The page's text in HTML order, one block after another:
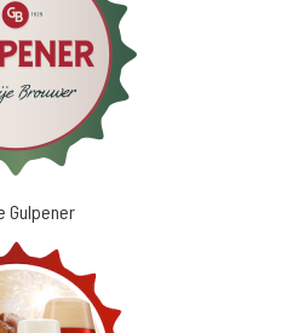
Gulpener